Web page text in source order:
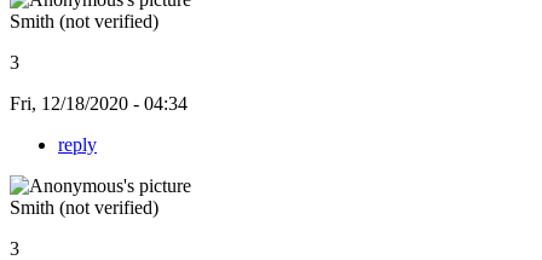
Smith (not verified)
3
Fri, 12/18/2020 - 04:34
reply
Smith (not verified)
3